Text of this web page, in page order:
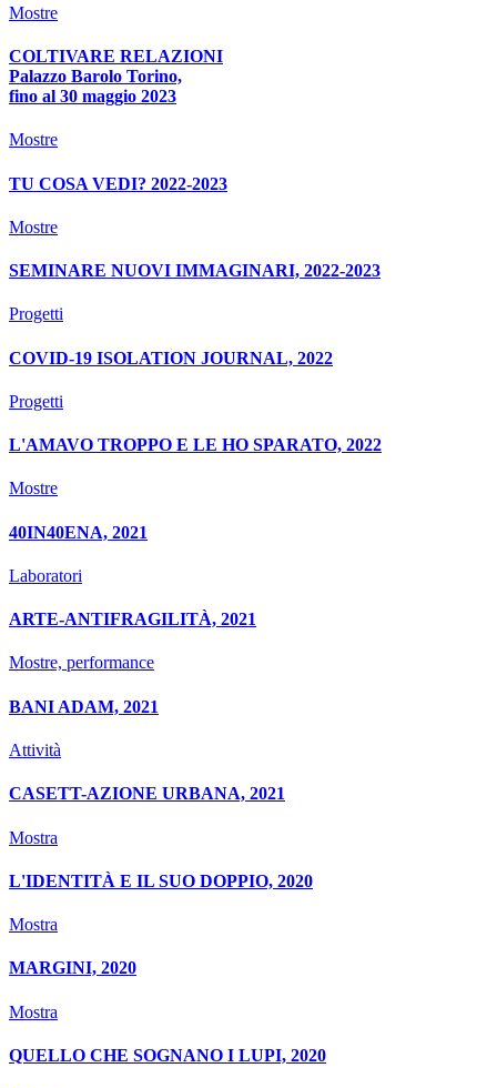
Mostre
COLTIVARE RELAZIONI
Palazzo Barolo Torino,
fino al 30 maggio 2023
Mostre
TU COSA VEDI? 2022-2023
Mostre
SEMINARE NUOVI IMMAGINARI, 2022-2023
Progetti
COVID-19 ISOLATION JOURNAL, 2022
Progetti
L'AMAVO TROPPO E LE HO SPARATO, 2022
Mostre
40IN40ENA, 2021
Laboratori
ARTE-ANTIFRAGILITÀ, 2021
Mostre, performance
BANI ADAM, 2021
Attività
CASETT-AZIONE URBANA, 2021
Mostra
L'IDENTITÀ E IL SUO DOPPIO, 2020
Mostra
MARGINI, 2020
Mostra
QUELLO CHE SOGNANO I LUPI, 2020